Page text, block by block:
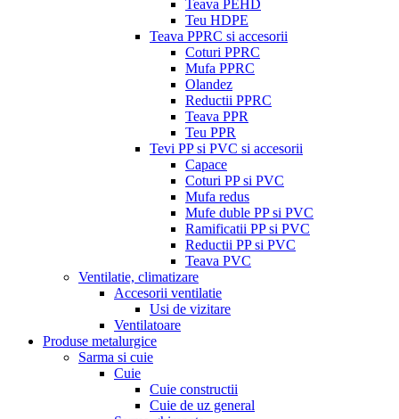
Teava PEHD
Teu HDPE
Teava PPRC si accesorii
Coturi PPRC
Mufa PPRC
Olandez
Reductii PPRC
Teava PPR
Teu PPR
Tevi PP si PVC si accesorii
Capace
Coturi PP si PVC
Mufa redus
Mufe duble PP si PVC
Ramificatii PP si PVC
Reductii PP si PVC
Teava PVC
Ventilatie, climatizare
Accesorii ventilatie
Usi de vizitare
Ventilatoare
Produse metalurgice
Sarma si cuie
Cuie
Cuie constructii
Cuie de uz general